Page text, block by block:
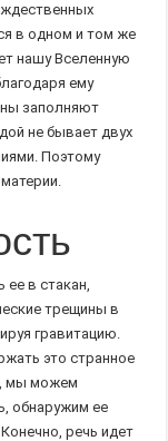
в одном и том же
нашу Вселенную
ему
заполняют
не бывает двух
Поэтому
ее в стакан,
трещины в
гравитацию.
это странное
мы можем
обнаружим ее
речь идет